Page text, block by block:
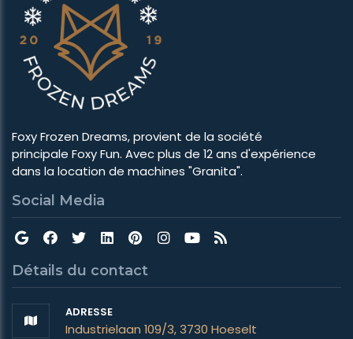
​​​​​​Foxy Frozen Dreams, provient de la société
principale Foxy Fun. Avec plus de 12 ans d'expérience
dans la location de machines "Granita".
Social Media
Détails du contact
ADRESSE
Industrielaan 109/3, 3730 Hoeselt